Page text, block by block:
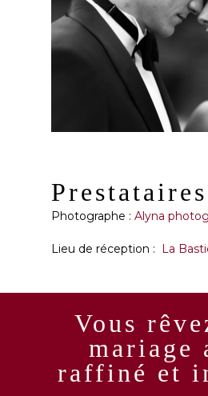
Prestataires
Photographe :Alyna
Lieu de réception : La
Vous
mariage
raffiné et